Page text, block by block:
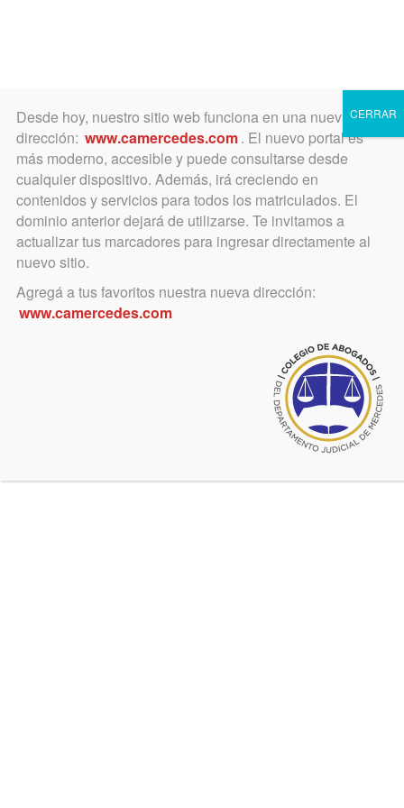
Toggle
navigation
No hay Ley medicina
prepaga para mostrar
Desde hoy, nuestro sitio web funciona en una nueva
dirección: www.camercedes.com. El nuevo portal es
más moderno, accesible y puede consultarse desde
cualquier dispositivo. Además, irá creciendo en
contenidos y servicios para todos los matriculados. El
dominio anterior dejará de utilizarse. Te invitamos a
actualizar tus marcadores para ingresar directamente al
nuevo sitio.
Agregá a tus favoritos nuestra nueva dirección:
www.camercedes.com
CERRAR